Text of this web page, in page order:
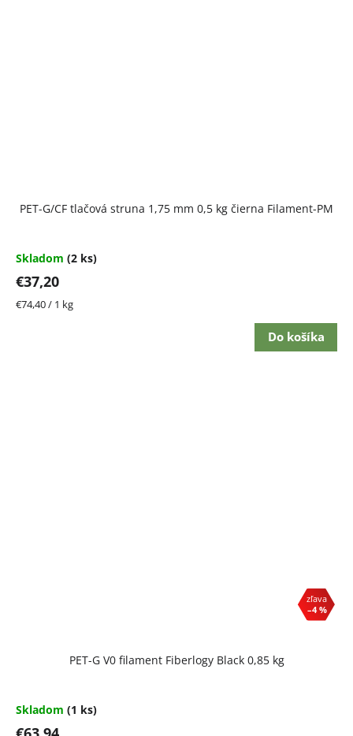
PET-G/CF tlačová struna 1,75 mm 0,5 kg čierna Filament-PM
Skladom (2 ks)
€37,20
Jednotková
€74,40 / 1 kg
Do košíka
–4 %
PET-G V0 filament Fiberlogy Black 0,85 kg
Skladom (1 ks)